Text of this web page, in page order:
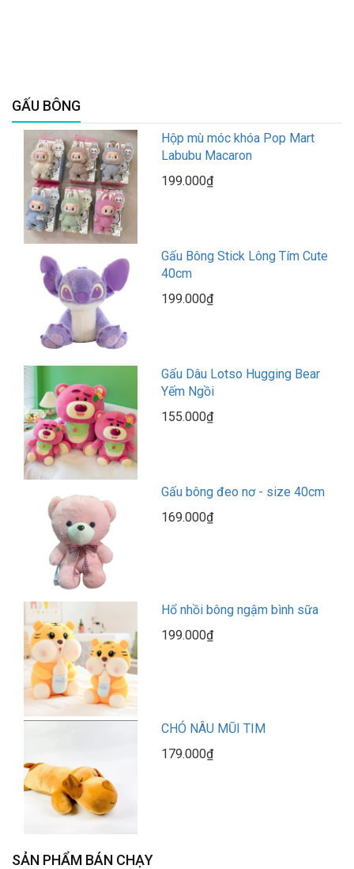
GẤU BÔNG
Hộp mù móc khóa Pop Mart
Labubu Macaron
199.000₫
Gấu Bông Stick Lông Tím Cute
40cm
199.000₫
Gấu Dâu Lotso Hugging Bear
Yếm Ngồi
155.000₫
Gấu bông đeo nơ - size 40cm
169.000₫
Hổ nhồi bông ngậm bình sữa
199.000₫
CHÓ NÂU MŨI TIM
179.000₫
SẢN PHẨM BÁN CHẠY